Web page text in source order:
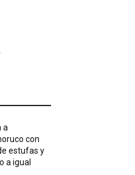
a
con
estufas y
a igual